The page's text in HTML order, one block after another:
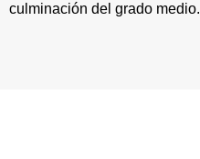
culminación del grado medio.